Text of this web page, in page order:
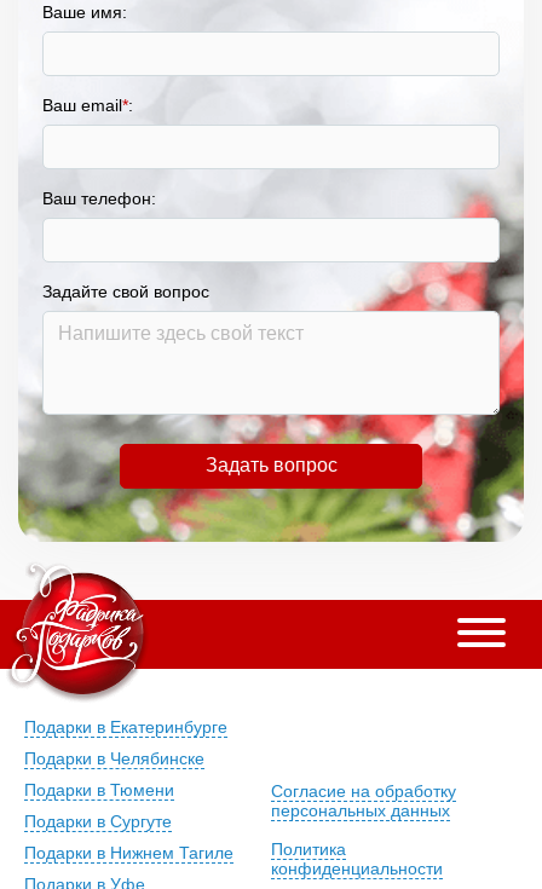
Ваше имя:
Ваш email*:
Ваш телефон:
Задайте свой вопрос
Задать вопрос
Подарки в Екатеринбурге
Подарки в Челябинске
Подарки в Тюмени
Подарки в Сургуте
Подарки в Нижнем Тагиле
Подарки в Уфе
Согласие на обработку
персональных данных
Политика
конфиденциальности